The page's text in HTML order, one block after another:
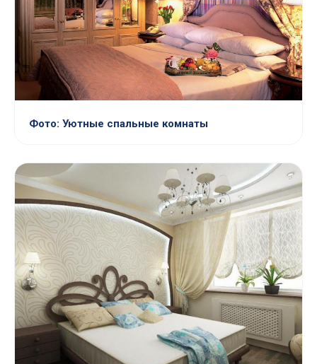
Фото: Уютные спальные комнаты